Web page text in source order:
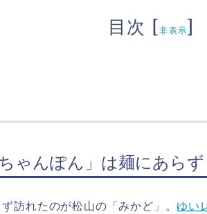
目次 [非表示]
ゃんぽん」は麺にあらず
訪れたのが松山の「みかど」。 ゆい